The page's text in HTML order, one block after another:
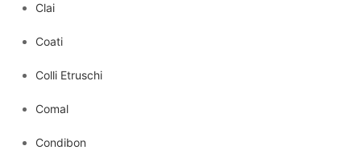
Clai
Coati
Colli Etruschi
Comal
Condibon